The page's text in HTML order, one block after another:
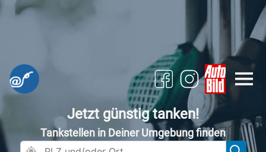
Jetzt günstig tanken!
Tankstellen in Deiner Umgebung finden